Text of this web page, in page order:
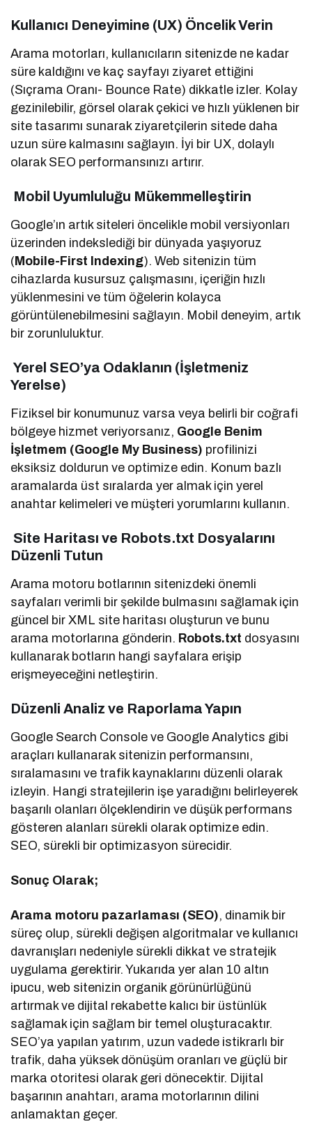
Kullanıcı Deneyimine (UX) Öncelik Verin
Arama motorları, kullanıcıların sitenizde ne kadar
süre kaldığını ve kaç sayfayı ziyaret ettiğini
(Sıçrama Oranı- Bounce Rate) dikkatle izler. Kolay
gezinilebilir, görsel olarak çekici ve hızlı yüklenen bir
site tasarımı sunarak ziyaretçilerin sitede daha
uzun süre kalmasını sağlayın. İyi bir UX, dolaylı
olarak SEO performansınızı artırır.
Mobil Uyumluluğu Mükemmelleştirin
Google’ın artık siteleri öncelikle mobil versiyonları
üzerinden indekslediği bir dünyada yaşıyoruz
(Mobile-First Indexing). Web sitenizin tüm
cihazlarda kusursuz çalışmasını, içeriğin hızlı
yüklenmesini ve tüm öğelerin kolayca
görüntülenebilmesini sağlayın. Mobil deneyim, artık
bir zorunluluktur.
Yerel SEO’ya Odaklanın (İşletmeniz
Yerelse)
Fiziksel bir konumunuz varsa veya belirli bir coğrafi
bölgeye hizmet veriyorsanız, Google Benim
İşletmem (Google My Business) profilinizi
eksiksiz doldurun ve optimize edin. Konum bazlı
aramalarda üst sıralarda yer almak için yerel
anahtar kelimeleri ve müşteri yorumlarını kullanın.
Site Haritası ve Robots.txt Dosyalarını
Düzenli Tutun
Arama motoru botlarının sitenizdeki önemli
sayfaları verimli bir şekilde bulmasını sağlamak için
güncel bir XML site haritası oluşturun ve bunu
arama motorlarına gönderin. Robots.txt dosyasını
kullanarak botların hangi sayfalara erişip
erişmeyeceğini netleştirin.
Düzenli Analiz ve Raporlama Yapın
Google Search Console ve Google Analytics gibi
araçları kullanarak sitenizin performansını,
sıralamasını ve trafik kaynaklarını düzenli olarak
izleyin. Hangi stratejilerin işe yaradığını belirleyerek
başarılı olanları ölçeklendirin ve düşük performans
gösteren alanları sürekli olarak optimize edin.
SEO, sürekli bir optimizasyon sürecidir.
Sonuç Olarak;
Arama motoru pazarlaması (SEO), dinamik bir
süreç olup, sürekli değişen algoritmalar ve kullanıcı
davranışları nedeniyle sürekli dikkat ve stratejik
uygulama gerektirir. Yukarıda yer alan 10 altın
ipucu, web sitenizin organik görünürlüğünü
artırmak ve dijital rekabette kalıcı bir üstünlük
sağlamak için sağlam bir temel oluşturacaktır.
SEO’ya yapılan yatırım, uzun vadede istikrarlı bir
trafik, daha yüksek dönüşüm oranları ve güçlü bir
marka otoritesi olarak geri dönecektir. Dijital
başarının anahtarı, arama motorlarının dilini
anlamaktan geçer.